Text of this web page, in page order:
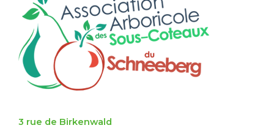
3 rue de Birkenwald